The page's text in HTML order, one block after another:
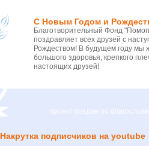
С Новым Годом и
Благотворительный Фонд
поздравляет всех друзей с
Рождеством! В будущем году
большого здоровья, крепкого
настоящих друзей!
проект создан по
Накрутка подписчиков на youtube